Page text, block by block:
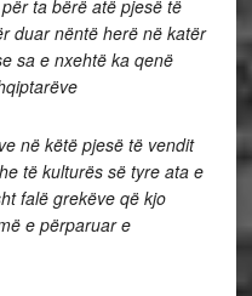
ta bërë atë pjesë të
duar nëntë herë në katër
sa e nxehtë ka qenë
në këtë pjesë të vendit
të kulturës së tyre ata e
falë grekëve që kjo
e përparuar e